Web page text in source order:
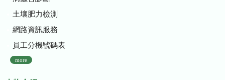
土壤肥力檢測
網路資訊服務
員工分機號碼表
more